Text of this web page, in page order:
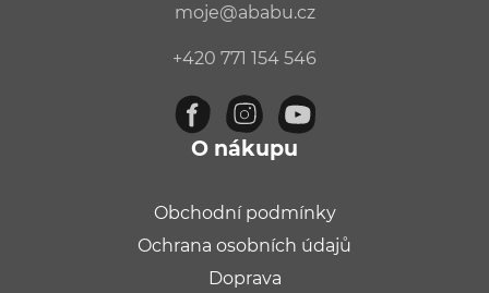
moje@ababu.cz
+420 771 154 546
O nákupu
Obchodní podmínky
Ochrana osobních údajů
Doprava